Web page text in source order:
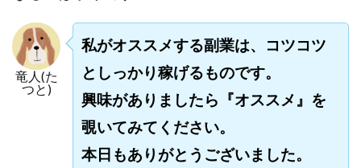
竜人(た
つと)
私がオススメする副業は、コツコツ
としっかり稼げるものです。
興味がありましたら『オススメ』を
覗いてみてください。
本日もありがとうございました。
スマホのビジネス
スマート資産形成(LDF)
スマキャン(SMACAN)
スマナビ.com
スマホ1台でどこでも副収入
スマホアベンジャー
スマホで副収入の決定版
スマホで始める在宅生活
スマホで稼げる?【裏ワザ副業】
スマホのおしごと